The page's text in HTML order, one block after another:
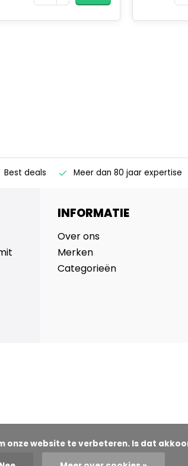
Best deals Meer dan 80 jaar expertise
INFORMATIE
Over ons
Merken
Categorieën